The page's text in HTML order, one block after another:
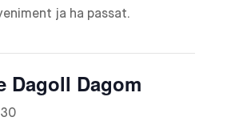
ja ha passat.
Dagoll Dagom